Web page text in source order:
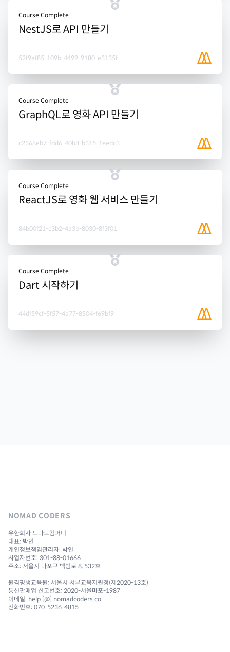
Course Complete
NestJS로 API 만들기
52f9af85-109b-4499-9180-e3135f
Course Complete
GraphQL로 영화 API 만들기
c2368eb7-fdd6-40b8-b315-1eedc3
Course Complete
ReactJS로 영화 웹 서비스 만들기
84b00f21-c3b2-4a3b-8030-8f3f01
Course Complete
Dart 시작하기
44df59cf-5f57-4a77-8504-f69bf9
NOMAD CODERS
유한회사 노마드컴퍼니
대표: 박인
개인정보책임관리자: 박인
사업자번호: 301-88-01666
주소: 서울시 마포구 백범로 8, 532호
-
원격평생교육원: 서울시 서부교육지원청(제2020-13호)
통신판매업 신고번호: 2020-서울마포-1987
이메일: help [@] nomadcoders.co
전화번호: 070-5236-4815